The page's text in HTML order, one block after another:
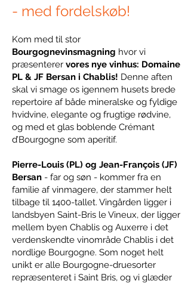
- med fordelskøb!
Kom med til stor
Bourgognevinsmagning hvor vi
præsenterer vores nye vinhus: Domaine
PL & JF Bersan i Chablis! Denne aften
skal vi smage os igennem husets brede
repertoire af både mineralske og fyldige
hvidvine, elegante og frugtige rødvine,
og med et glas boblende Crémant
d’Bourgogne som aperitif.
Pierre-Louis (PL) og Jean-François (JF)
Bersan - far og søn - kommer fra en
familie af vinmagere, der stammer helt
tilbage til 1400-tallet. Vingården ligger i
landsbyen Saint-Bris le Vineux, der ligger
mellem byen Chablis og Auxerre i det
verdenskendte vinområde Chablis i det
nordlige Bourgogne. Som noget helt
unikt er alle Bourgogne-druesorter
repræsenteret i Saint Bris, og vi glæder